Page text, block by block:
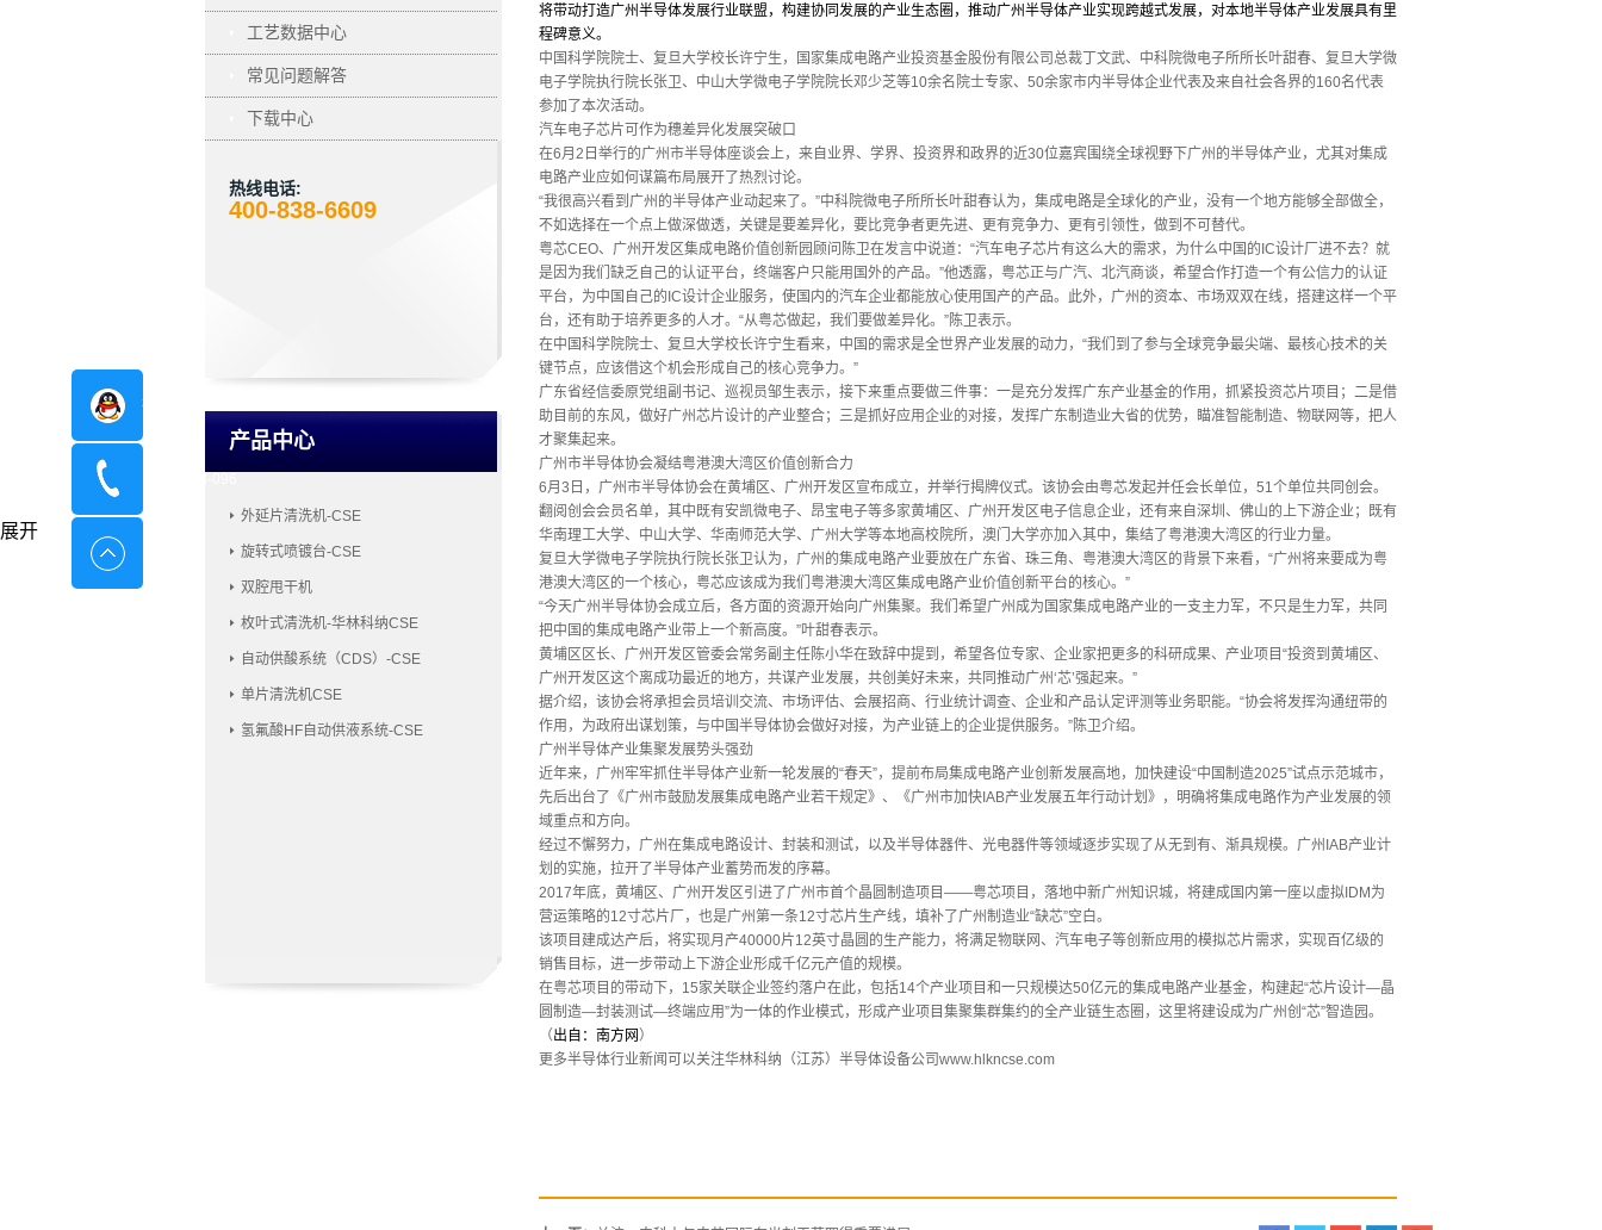
工艺数据中心
常见问题解答
下载中心
热线电话:
400-838-6609
产品中心
外延片清洗机-CSE
旋转式喷镀台-CSE
双腔甩干机
枚叶式清洗机-华林科纳CSE
自动供酸系统（CDS）-CSE
单片清洗机CSE
氢氟酸HF自动供液系统-CSE
将带动打造广州半导体发展行业联盟，构建协同发展的产业生态圈，推动广州半导体产业实现跨越式发展，对本地半导体产业发展具有里
程碑意义。
中国科学院院士、复旦大学校长许宁生，国家集成电路产业投资基金股份有限公司总裁丁文武、中科院微电子所所长叶甜春、复旦大学微
电子学院执行院长张卫、中山大学微电子学院院长邓少芝等10余名院士专家、50余家市内半导体企业代表及来自社会各界的160名代表
参加了本次活动。
汽车电子芯片可作为穗差异化发展突破口
在6月2日举行的广州市半导体座谈会上，来自业界、学界、投资界和政界的近30位嘉宾围绕全球视野下广州的半导体产业，尤其对集成
电路产业应如何谋篇布局展开了热烈讨论。
“我很高兴看到广州的半导体产业动起来了。”中科院微电子所所长叶甜春认为，集成电路是全球化的产业，没有一个地方能够全部做全，
不如选择在一个点上做深做透，关键是要差异化，要比竞争者更先进、更有竞争力、更有引领性，做到不可替代。
粤芯CEO、广州开发区集成电路价值创新园顾问陈卫在发言中说道：“汽车电子芯片有这么大的需求，为什么中国的IC设计厂进不去？就
是因为我们缺乏自己的认证平台，终端客户只能用国外的产品。”他透露，粤芯正与广汽、北汽商谈，希望合作打造一个有公信力的认证
平台，为中国自己的IC设计企业服务，使国内的汽车企业都能放心使用国产的产品。此外，广州的资本、市场双双在线，搭建这样一个平
台，还有助于培养更多的人才。“从粤芯做起，我们要做差异化。”陈卫表示。
在中国科学院院士、复旦大学校长许宁生看来，中国的需求是全世界产业发展的动力，“我们到了参与全球竞争最尖端、最核心技术的关
键节点，应该借这个机会形成自己的核心竞争力。”
广东省经信委原党组副书记、巡视员邹生表示，接下来重点要做三件事：一是充分发挥广东产业基金的作用，抓紧投资芯片项目；二是借
助目前的东风，做好广州芯片设计的产业整合；三是抓好应用企业的对接，发挥广东制造业大省的优势，瞄准智能制造、物联网等，把人
才聚集起来。
广州市半导体协会凝结粤港澳大湾区价值创新合力
6月3日，广州市半导体协会在黄埔区、广州开发区宣布成立，并举行揭牌仪式。该协会由粤芯发起并任会长单位，51个单位共同创会。
翻阅创会会员名单，其中既有安凯微电子、昂宝电子等多家黄埔区、广州开发区电子信息企业，还有来自深圳、佛山的上下游企业；既有
华南理工大学、中山大学、华南师范大学、广州大学等本地高校院所，澳门大学亦加入其中，集结了粤港澳大湾区的行业力量。
复旦大学微电子学院执行院长张卫认为，广州的集成电路产业要放在广东省、珠三角、粤港澳大湾区的背景下来看，“广州将来要成为粤
港澳大湾区的一个核心，粤芯应该成为我们粤港澳大湾区集成电路产业价值创新平台的核心。”
“今天广州半导体协会成立后，各方面的资源开始向广州集聚。我们希望广州成为国家集成电路产业的一支主力军，不只是生力军，共同
把中国的集成电路产业带上一个新高度。”叶甜春表示。
黄埔区区长、广州开发区管委会常务副主任陈小华在致辞中提到，希望各位专家、企业家把更多的科研成果、产业项目“投资到黄埔区、
广州开发区这个离成功最近的地方，共谋产业发展，共创美好未来，共同推动广州‘芯’强起来。”
据介绍，该协会将承担会员培训交流、市场评估、会展招商、行业统计调查、企业和产品认定评测等业务职能。“协会将发挥沟通纽带的
作用，为政府出谋划策，与中国半导体协会做好对接，为产业链上的企业提供服务。”陈卫介绍。
广州半导体产业集聚发展势头强劲
近年来，广州牢牢抓住半导体产业新一轮发展的“春天”，提前布局集成电路产业创新发展高地，加快建设“中国制造2025”试点示范城市，
先后出台了《广州市鼓励发展集成电路产业若干规定》、《广州市加快IAB产业发展五年行动计划》，明确将集成电路作为产业发展的领
域重点和方向。
经过不懈努力，广州在集成电路设计、封装和测试，以及半导体器件、光电器件等领域逐步实现了从无到有、渐具规模。广州IAB产业计
划的实施，拉开了半导体产业蓄势而发的序幕。
2017年底，黄埔区、广州开发区引进了广州市首个晶圆制造项目——粤芯项目，落地中新广州知识城，将建成国内第一座以虚拟IDM为
营运策略的12寸芯片厂，也是广州第一条12寸芯片生产线，填补了广州制造业“缺芯”空白。
该项目建成达产后，将实现月产40000片12英寸晶圆的生产能力，将满足物联网、汽车电子等创新应用的模拟芯片需求，实现百亿级的
销售目标，进一步带动上下游企业形成千亿元产值的规模。
在粤芯项目的带动下，15家关联企业签约落户在此，包括14个产业项目和一只规模达50亿元的集成电路产业基金，构建起“芯片设计—晶
圆制造—封装测试—终端应用”为一体的作业模式，形成产业项目集聚集群集约的全产业链生态圈，这里将建设成为广州创“芯”智造园。
（出自：南方网 ）
更多半导体行业新闻可以关注华林科纳（江苏）半导体设备公司 www.hlkncse.com
在线咨询
展开